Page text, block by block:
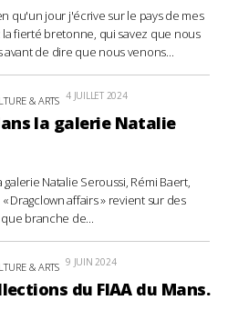
qu'un jour j'écrive sur le pays de mes
fierté bretonne, qui savez que nous
de dire que nous venons...
& ARTS 4 JUILLET 2024
la galerie Natalie
Natalie Seroussi, Rémi Baert,
Dragclown affairs » revient sur des
branche de...
& ARTS 9 JUIN 2024
du FIAA du Mans.